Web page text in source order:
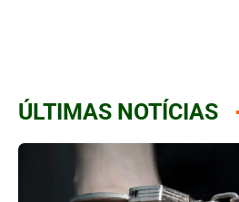
ÚLTIMAS NOTÍCIAS